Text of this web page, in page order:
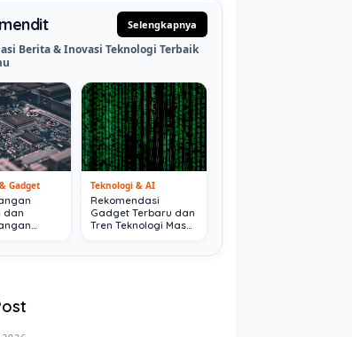
Selengkapnya
Berita & Inovasi Teknologi Terbaik
Gadget
dan
Teknologi & AI
Rekomendasi
Gadget Terbaru dan
Tren Teknologi Masa